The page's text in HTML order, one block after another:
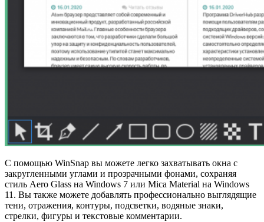
С помощью WinSnap вы можете легко захватывать окна с
закругленными углами и прозрачными фонами, сохраняя
стиль Aero Glass на Windows 7 или Mica Material на Windows
11. Вы также можете добавлять профессионально выглядящие
тени, отражения, контуры, подсветки, водяные знаки,
стрелки, фигуры и текстовые комментарии.